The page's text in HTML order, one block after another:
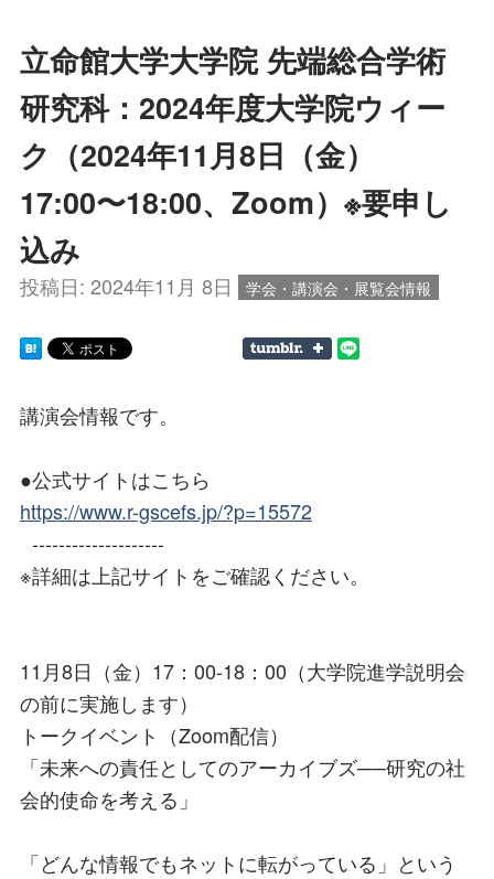
立命館大学大学院 先端総合学術
研究科：2024年度大学院ウィー
ク（2024年11月8日（金）
17:00〜18:00、Zoom）※要申し
込み
投稿日: 2024年11月 8日 学会・講演会・展覧会情報
講演会情報です。
●公式サイトはこちら
https://www.r-gscefs.jp/?p=15572
--------------------
※詳細は上記サイトをご確認ください。
11月8日（金）17：00-18：00（大学院進学説明会
の前に実施します）
トークイベント（Zoom配信）
「未来への責任としてのアーカイブズ──研究の社
会的使命を考える」
「どんな情報でもネットに転がっている」という